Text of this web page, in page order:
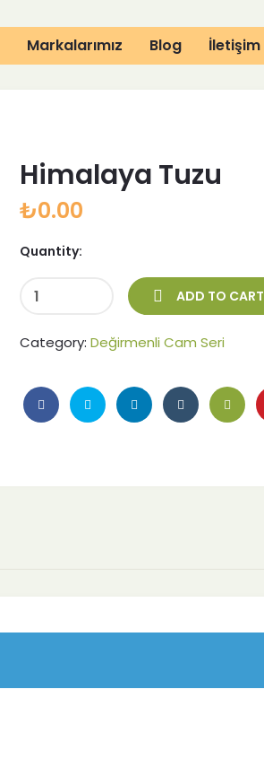
Markalarımız Blog İletişim
Himalaya Tuzu
₺0.00
Quantity:
ADD TO CART
Category: Değirmenli Cam Seri